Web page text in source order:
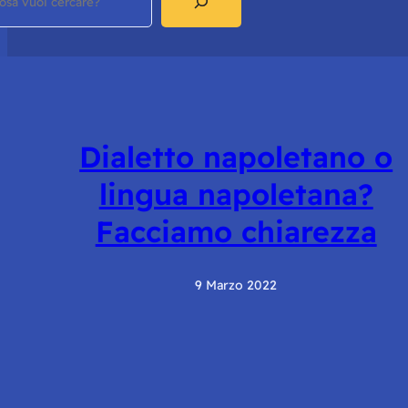
Dialetto napoletano o
lingua napoletana?
Facciamo chiarezza
9 Marzo 2022